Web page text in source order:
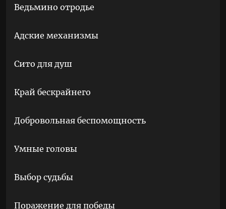
Ведьмино отродье
Адские механизмы
Сито для душ
Край бескрайнего
Добровольная беспомощность
Умные головы
Выбор судьбы
Поражение для победы